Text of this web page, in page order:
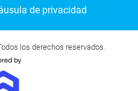
de privacidad
los derechos reservados.